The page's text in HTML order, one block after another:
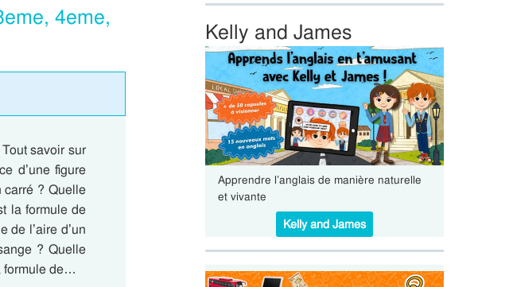
4eme,
savoir sur
d’une figure
carré ? Quelle
la formule de
de l’aire d’un
? Quelle
formule de…
Kelly and James
Apprendre l’anglais de manière naturelle
et vivante
Kelly and James